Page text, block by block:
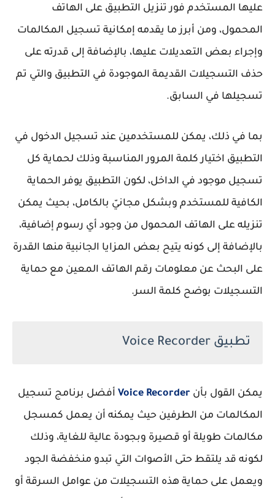
عليها المستخدم فور تنزيل التطبيق على الهاتف
المحمول، ومن أبرز ما يقدمه إمكانية تسجيل المكالمات
وإجراء بعض التعديلات عليها، بالإضافة إلى قدرته على
حذف التسجيلات القديمة الموجودة في التطبيق والتي تم
تسجيلها في السابق.
بما في ذلك، يمكن للمستخدمين عند تسجيل الدخول في
التطبيق اختيار كلمة المرور المناسبة وذلك لحماية كل
تسجيل موجود في الداخل، لكون التطبيق يوفر الحماية
الكافية للمستخدم وبشكل مجانيّ بالكامل، بحيث يمكن
تنزيله على الهاتف المحمول من وجود أي رسوم إضافية،
بالإضافة إلى كونه يتيح بعض المزايا الجانبية منها القدرة
على البحث عن معلومات رقم الهاتف المعين مع حماية
التسجيلات بوضح كلمة السر.
تطبيق Voice Recorder
يمكن القول بأن Voice Recorder أفضل برنامج تسجيل
المكالمات من الطرفين حيث يمكنه أن يعمل كمسجل
مكالمات طويلة أو قصيرة وبجودة عالية للغاية، وذلك
لكونه قد يلتقط حتى الأصوات التي تبدو منخفضة الجود
ويعمل على حماية هذه التسجيلات من عوامل السرقة أو